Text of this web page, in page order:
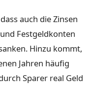
auch die Zinsen
Festgeldkonten
Hinzu kommt,
Jahren häufig
Sparer real Geld